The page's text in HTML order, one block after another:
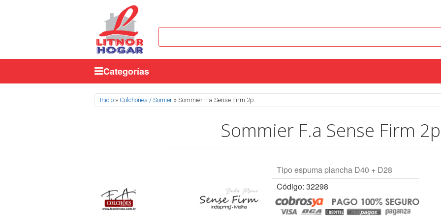
Categorías
Se encuentra usted aquí
Inicio » Colchones / Somier » Sommier F.a Sense Firm 2p
Sommier F.a Sense Firm 2p
Tipo espuma plancha D40 + D28
Código: 32298